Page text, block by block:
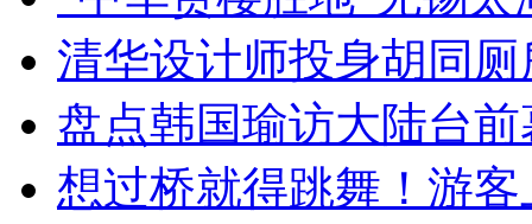
清华设计师投身胡同
盘点韩国瑜访大陆台
想过桥就得跳舞！游客